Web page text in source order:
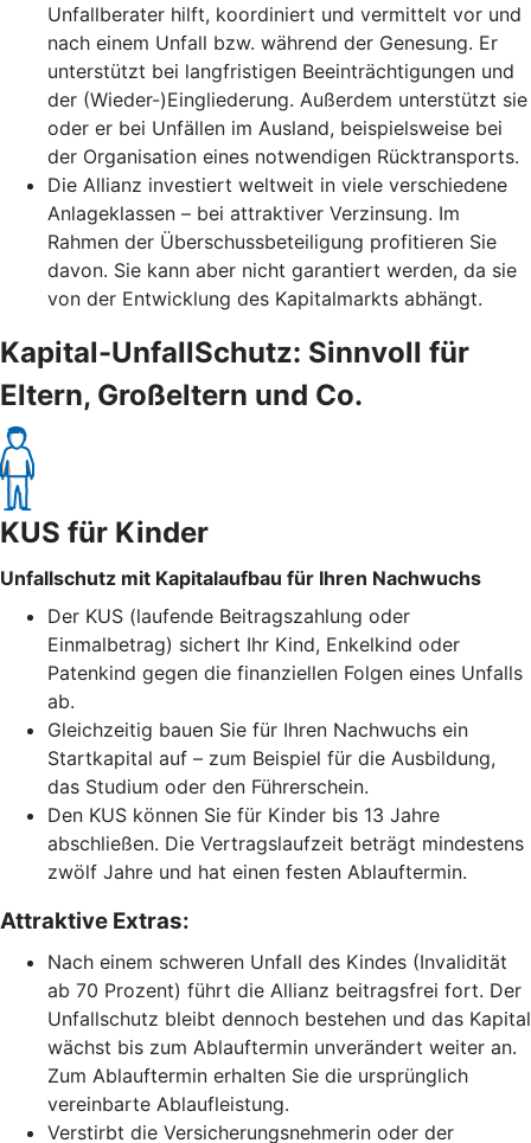
Unfallberater hilft, koordiniert und vermittelt vor und
nach einem Unfall bzw. während der Genesung. Er
unterstützt bei langfristigen Beeinträchtigungen und
der (Wieder-)Eingliederung. Außerdem unterstützt sie
oder er bei Unfällen im Ausland, beispielsweise bei
der Organisation eines notwendigen Rücktransports.
Die Allianz investiert weltweit in viele verschiedene
Anlageklassen – bei attraktiver Verzinsung. Im
Rahmen der Überschussbeteiligung profitieren Sie
davon. Sie kann aber nicht garantiert werden, da sie
von der Entwicklung des Kapitalmarkts abhängt.
Kapital-UnfallSchutz: Sinnvoll für
Eltern, Großeltern und Co.
KUS für Kinder
Unfallschutz mit Kapitalaufbau für Ihren Nachwuchs
Der KUS (laufende Beitragszahlung oder
Einmalbetrag) sichert Ihr Kind, Enkelkind oder
Patenkind gegen die finanziellen Folgen eines Unfalls
ab.
Gleichzeitig bauen Sie für Ihren Nachwuchs ein
Startkapital auf – zum Beispiel für die Ausbildung,
das Studium oder den Führerschein.
Den KUS können Sie für Kinder bis 13 Jahre
abschließen. Die Vertragslaufzeit beträgt mindestens
zwölf Jahre und hat einen festen Ablauftermin.
Attraktive Extras:
Nach einem schweren Unfall des Kindes (Invalidität
ab 70 Prozent) führt die Allianz beitragsfrei fort. Der
Unfallschutz bleibt dennoch bestehen und das Kapital
wächst bis zum Ablauftermin unverändert weiter an.
Zum Ablauftermin erhalten Sie die ursprünglich
vereinbarte Ablaufleistung.
Verstirbt die Versicherungsnehmerin oder der